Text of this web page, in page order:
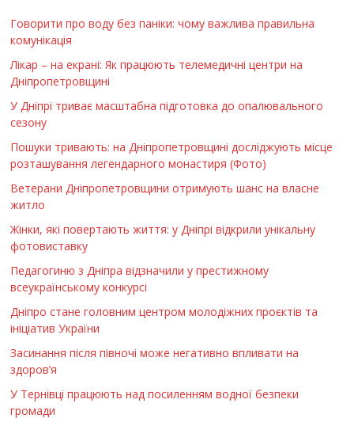
Говорити про воду без паніки: чому важлива правильна
комунікація
Лікар – на екрані: Як працюють телемедичні центри на
Дніпропетровщині
У Дніпрі триває масштабна підготовка до опалювального
сезону
Пошуки тривають: на Дніпропетровщині досліджують місце
розташування легендарного монастиря (Фото)
Ветерани Дніпропетровщини отримують шанс на власне
житло
Жінки, які повертають життя: у Дніпрі відкрили унікальну
фотовиставку
Педагогиню з Дніпра відзначили у престижному
всеукраїнському конкурсі
Дніпро стане головним центром молодіжних проєктів та
ініціатив України
Засинання після півночі може негативно впливати на
здоров’я
У Тернівці працюють над посиленням водної безпеки
громади